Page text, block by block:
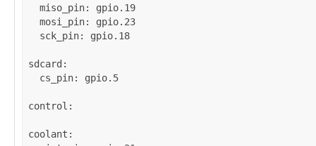
miso_pin: gpio.19
mosi_pin: gpio.23
sck_pin: gpio.18
sdcard :
cs_pin: gpio.5
control :
coolant :